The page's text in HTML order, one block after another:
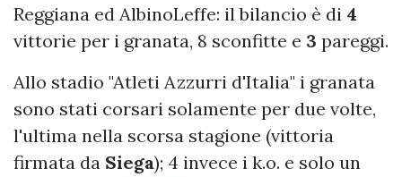
Reggiana ed AlbinoLeffe: il bilancio è di 4
vittorie per i granata, 8 sconfitte e 3 pareggi.
Allo stadio "Atleti Azzurri d'Italia" i granata
sono stati corsari solamente per due volte,
l'ultima nella scorsa stagione (vittoria
firmata da Siega); 4 invece i k.o. e solo un